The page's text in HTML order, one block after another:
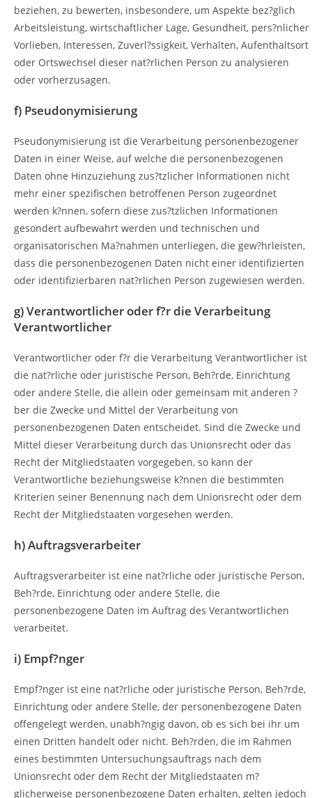
beziehen, zu bewerten, insbesondere, um Aspekte bez?glich
Arbeitsleistung, wirtschaftlicher Lage, Gesundheit, pers?nlicher
Vorlieben, Interessen, Zuverl?ssigkeit, Verhalten, Aufenthaltsort
oder Ortswechsel dieser nat?rlichen Person zu analysieren
oder vorherzusagen.
f) Pseudonymisierung
Pseudonymisierung ist die Verarbeitung personenbezogener
Daten in einer Weise, auf welche die personenbezogenen
Daten ohne Hinzuziehung zus?tzlicher Informationen nicht
mehr einer spezifischen betroffenen Person zugeordnet
werden k?nnen, sofern diese zus?tzlichen Informationen
gesondert aufbewahrt werden und technischen und
organisatorischen Ma?nahmen unterliegen, die gew?hrleisten,
dass die personenbezogenen Daten nicht einer identifizierten
oder identifizierbaren nat?rlichen Person zugewiesen werden.
g) Verantwortlicher oder f?r die Verarbeitung
Verantwortlicher
Verantwortlicher oder f?r die Verarbeitung Verantwortlicher ist
die nat?rliche oder juristische Person, Beh?rde, Einrichtung
oder andere Stelle, die allein oder gemeinsam mit anderen ?
ber die Zwecke und Mittel der Verarbeitung von
personenbezogenen Daten entscheidet. Sind die Zwecke und
Mittel dieser Verarbeitung durch das Unionsrecht oder das
Recht der Mitgliedstaaten vorgegeben, so kann der
Verantwortliche beziehungsweise k?nnen die bestimmten
Kriterien seiner Benennung nach dem Unionsrecht oder dem
Recht der Mitgliedstaaten vorgesehen werden.
h) Auftragsverarbeiter
Auftragsverarbeiter ist eine nat?rliche oder juristische Person,
Beh?rde, Einrichtung oder andere Stelle, die
personenbezogene Daten im Auftrag des Verantwortlichen
verarbeitet.
i) Empf?nger
Empf?nger ist eine nat?rliche oder juristische Person, Beh?rde,
Einrichtung oder andere Stelle, der personenbezogene Daten
offengelegt werden, unabh?ngig davon, ob es sich bei ihr um
einen Dritten handelt oder nicht. Beh?rden, die im Rahmen
eines bestimmten Untersuchungsauftrags nach dem
Unionsrecht oder dem Recht der Mitgliedstaaten m?
glicherweise personenbezogene Daten erhalten, gelten jedoch